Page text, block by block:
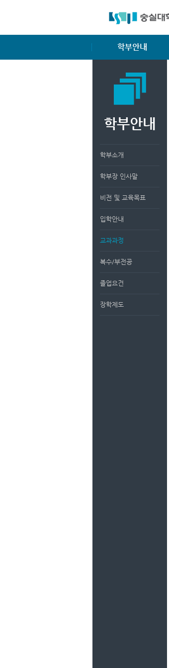
학부안내
학부소개
비전 및 교육목표
입학안내
복수/부전공
장학제도
학부안내
학부소개
학부장 인사말
비전 및 교육목표
입학안내
교과과정
복수/부전공
졸업요건
장학제도